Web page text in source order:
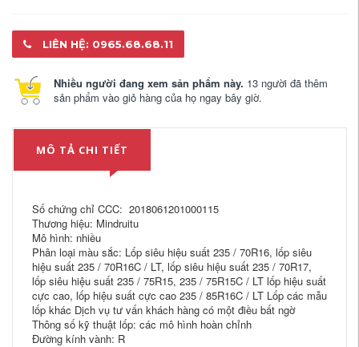
LIÊN HỆ: 0965.68.68.11
Nhiều người đang xem sản phẩm này. 13 người đã thêm
sản phẩm vào giỏ hàng của họ ngay bây giờ.
MÔ TẢ CHI TIẾT
Số chứng chỉ CCC: 2018061201000115
Thương hiệu: Mindruitu
Mô hình: nhiều
Phân loại màu sắc: Lốp siêu hiệu suất 235 / 70R16, lốp siêu
hiệu suất 235 / 70R16C / LT, lốp siêu hiệu suất 235 / 70R17,
lốp siêu hiệu suất 235 / 75R15, 235 / 75R15C / LT lốp hiệu suất
cực cao, lốp hiệu suất cực cao 235 / 85R16C / LT Lốp các mẫu
lốp khác Dịch vụ tư vấn khách hàng có một điều bất ngờ
Thông số kỹ thuật lốp: các mô hình hoàn chỉnh
Đường kính vành: R